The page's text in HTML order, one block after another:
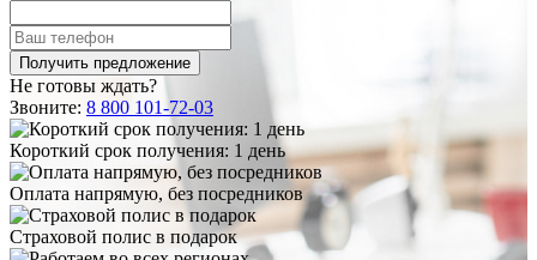
Не готовы ждать?
Звоните: 8 800 101-72-03
Короткий срок получения: 1 день
Оплата напрямую, без посредников
Страховой полис в подарок